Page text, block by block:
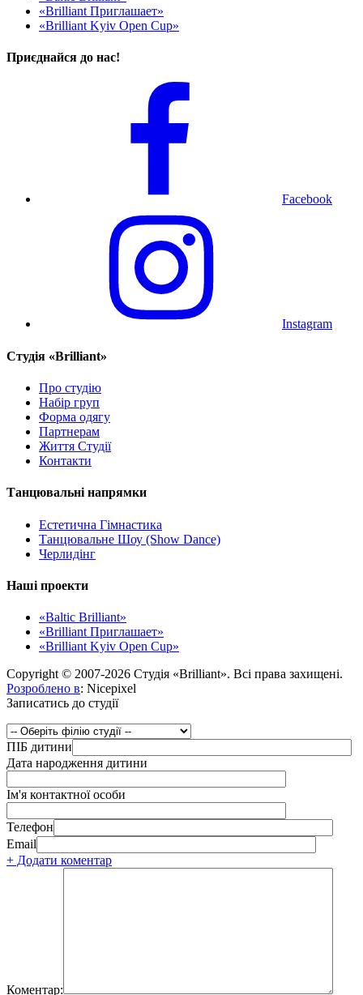
«Brilliant Приглашает»
«Brilliant Kyiv Open Cup»
Приєднайся до нас!
Facebook
Instagram
Cтудія «Brilliant»
Про студію
Набір груп
Форма одягу
Партнерам
Життя Студії
Контакти
Танцювальні напрямки
Естетична Гімнастика
Танцювальне Шоу (Show Dance)
Черлидінг
Наші проекти
«Baltic Brilliant»
«Brilliant Приглашает»
«Brilliant Kyiv Open Cup»
Copyright © 2007-2026 Студія «Brilliant». Всі права захищені.
Розроблено в: Nicepixel
Записатись до студії
ПІБ дитини
Дата народження дитини
Ім'я контактної особи
Телефон
Email
+ Додати коментар
Коментар: